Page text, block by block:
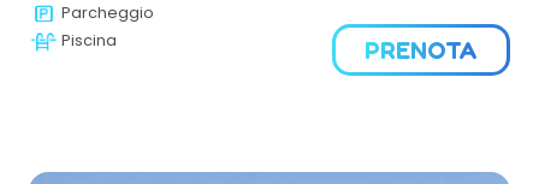
Parcheggio
Piscina
PRENOTA